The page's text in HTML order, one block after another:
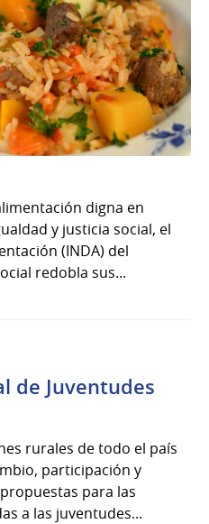
digna en
y justicia social, el
(INDA) del
redobla sus...
de Juventudes
rurales de todo el país
participación y
para las
a las juventudes...